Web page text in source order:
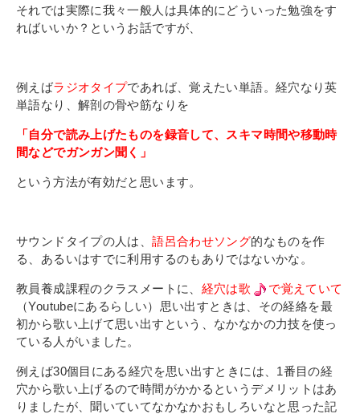
それでは実際に我々一般人は具体的にどういった勉強をす
ればいいか？というお話ですが、
例えばラジオタイプであれば、覚えたい単語。経穴なり英
単語なり、解剖の骨や筋なりを
「自分で読み上げたものを録音して、スキマ時間や移動時
間などでガンガン聞く」
という方法が有効だと思います。
サウンドタイプの人は、語呂合わせソング的なものを作
る、あるいはすでに利用するのもありではないかな。
教員養成課程のクラスメートに、 経穴は歌
で覚えていて
（Youtubeにあるらしい）思い出すときは、その経絡を最
初から歌い上げて思い出すという、なかなかの力技を使っ
ている人がいました。
例えば30個目にある経穴を思い出すときには、1番目の経
穴から歌い上げるので時間がかかるというデメリットはあ
りましたが、聞いていてなかなかおもしろいなと思った記